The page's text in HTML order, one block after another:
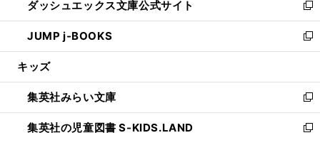
く
ド
ウ
で
開
ィ
ン
ド
ウ
開
く
い
ウ
ィ
ン
ウ
で
開
く
ダッシュエックス文庫公式サイト
新
し
い
ウ
ン
ド
ウ
で
JUMP j-BOOKS
新
し
ウ
ィ
ン
ド
キッズ
集英社みらい文庫
新
し
い
集英社の児童図書 S-KIDS.LAND
新